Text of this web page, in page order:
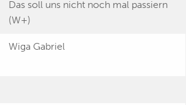
Das soll uns nicht noch mal passiern
(W+)
Wiga Gabriel